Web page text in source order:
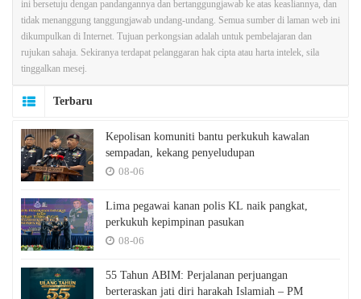
ini bersetuju dengan pandangannya dan bertanggungjawab ke atas keasliannya, dan
tidak menanggung tanggungjawab undang-undang. Semua sumber di laman web ini
dikumpulkan di Internet. Tujuan perkongsian adalah untuk pembelajaran dan
rujukan sahaja. Sekiranya terdapat pelanggaran hak cipta atau harta intelek, sila
tinggalkan mesej.
Terbaru
Kepolisan komuniti bantu perkukuh kawalan
sempadan, kekang penyeludupan
08-06
Lima pegawai kanan polis KL naik pangkat,
perkukuh kepimpinan pasukan
08-06
55 Tahun ABIM: Perjalanan perjuangan
berteraskan jati diri harakah Islamiah – PM